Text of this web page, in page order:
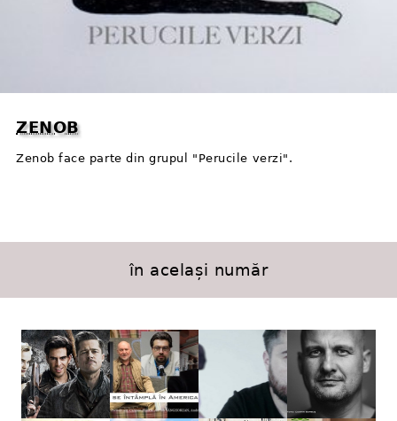
ZENOB
Zenob face parte din grupul "Perucile verzi".
în același număr